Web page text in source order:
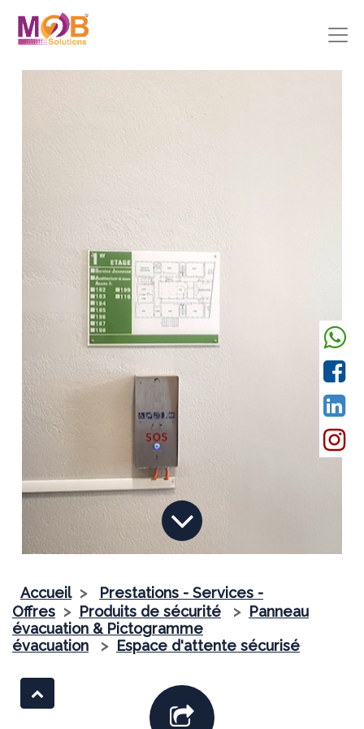
Précedent Suivant
Accueil >
Prestations - Services -
Offres > Produits de sécurité > Panneau
évacuation & Pictogramme
évacuation
> Espace d'attente sécurisé